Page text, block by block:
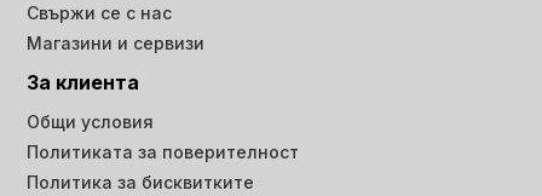
Свържи се с нас
Магазини и сервизи
За клиента
Общи условия
Политиката за поверителност
Политика за бисквитките